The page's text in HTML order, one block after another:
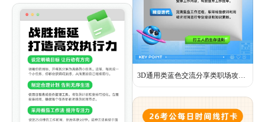
3D通用类蓝色交流分享类职场攻略小红书内页